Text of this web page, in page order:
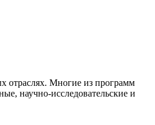
отраслях. Многие из программ
научно-исследовательские и